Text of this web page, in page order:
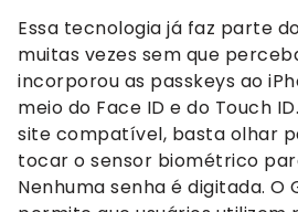
Essa tecnologia já faz parte
muitas vezes sem que
incorporou as passkeys ao
meio do Face ID e do Touch
site compatível, basta olhar
tocar o sensor biométrico
Nenhuma senha é digitada.